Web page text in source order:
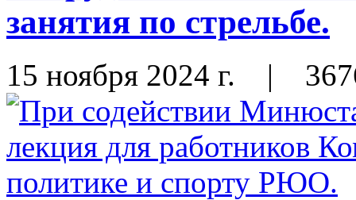
занятия по стрельбе.
15 ноября 2024 г. |